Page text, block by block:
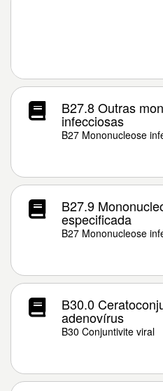
B27.8 Outras
infecciosas
B27 Mononucleose
B27.9
especificada
B27 Mononucleose
B30.0
adenovírus
B30 Conjuntivite viral